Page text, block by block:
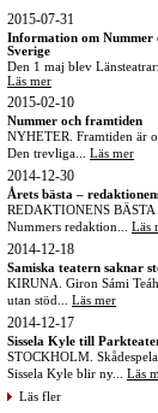
2015-07-31
Information om Nummer
Sverige
Den 1 maj blev
Läs mer
2015-02-10
Nummer och framtiden
NYHETER. Framtiden är
Den trevliga... Läs mer
2014-12-30
Årets bästa –
REDAKTIONENS BÄSTA
Nummers redaktion... Läs
2014-12-18
Samiska teatern saknar
KIRUNA. Giron Sámi
utan stöd... Läs mer
2014-12-17
Sissela Kyle till
STOCKHOLM.
Sissela Kyle blir ny... Läs
Läs fler